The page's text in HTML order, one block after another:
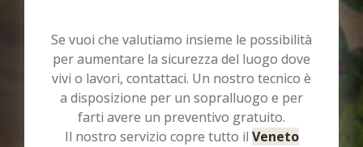
Se vuoi che valutiamo insieme le possibilità
per aumentare la sicurezza del luogo dove
vivi o lavori, contattaci. Un nostro tecnico è
a disposizione per un sopralluogo e per
farti avere un preventivo gratuito.
Il nostro servizio copre tutto il Veneto